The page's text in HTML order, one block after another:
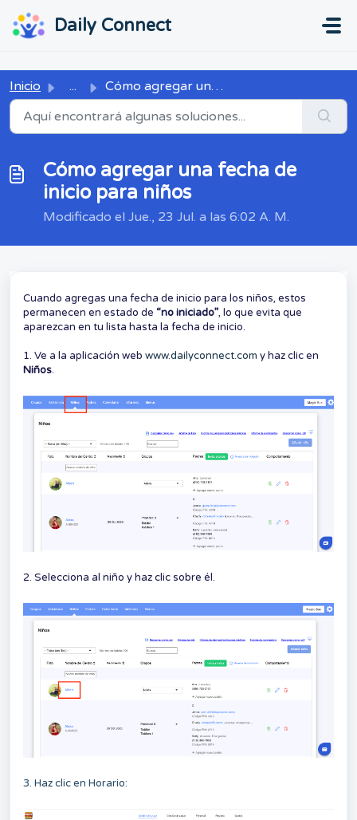
Daily Connect
Inicio ... Cómo agregar una fecha de inicio para niños
Cómo agregar una fecha de
inicio para niños
Modificado el Jue., 23 Jul. a las 6:02 A. M.
Cuando agregas una fecha de inicio para los niños, estos
permanecen en estado de “no iniciado”, lo que evita que
aparezcan en tu lista hasta la fecha de inicio.
1. Ve a la aplicación web www.dailyconnect.com y haz clic en
Niños.
2. Selecciona al niño y haz clic sobre él.
3. Haz clic en Horario: